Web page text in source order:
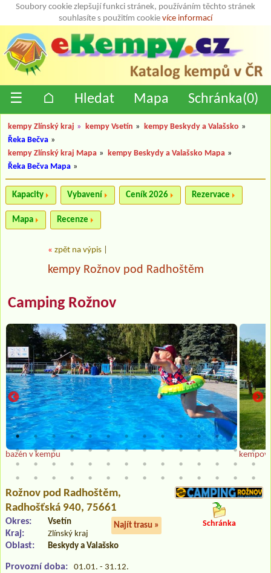
Soubory cookie zlepšují funkci stránek, používáním těchto stránek
souhlasíte s použitím cookie více informací
☰ ⌂ Hledat Mapa Schránka(0)
kempy Zlínský kraj » kempy Vsetín » kempy Beskydy a Valašsko »
Řeka Bečva »
kempy Zlínský kraj Mapa » kempy Beskydy a Valašsko Mapa »
Řeka Bečva Mapa »
Kapacity Vybavení Ceník 2026 Rezervace
Mapa Recenze
« zpět na výpis
kempy Rožnov pod Radhoštěm
Camping Rožnov
bazén v kempu
Rožnov pod Radhoštěm,
Radhošťská 940, 75661
Najít trasu »
Okres: Vsetín
Kraj: Zlínský kraj
Oblast: Beskydy a Valašsko
Provozní doba: 01.01. - 31.12.
Schránka